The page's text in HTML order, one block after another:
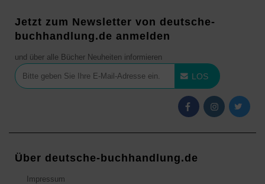
Jetzt zum Newsletter von deutsche-
buchhandlung.de anmelden
und über alle Bücher Neuheiten informieren
LOS
Über deutsche-buchhandlung.de
Impressum